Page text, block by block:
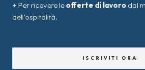
+ Per ricevere le offerte di lavoro dal
dell’ospitalità.
ISCRIVITI ORA